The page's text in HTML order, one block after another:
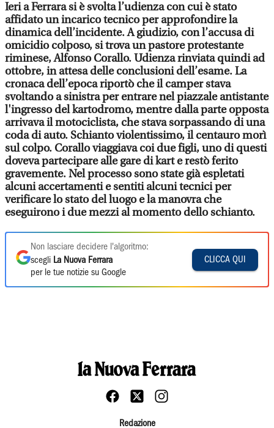
Ieri a Ferrara si è svolta l’udienza con cui è stato
affidato un incarico tecnico per approfondire la
dinamica dell’incidente. A giudizio, con l’accusa di
omicidio colposo, si trova un pastore protestante
riminese, Alfonso Corallo. Udienza rinviata quindi ad
ottobre, in attesa delle conclusioni dell’esame. La
cronaca dell’epoca riportò che il camper stava
svoltando a sinistra per entrare nel piazzale antistante
l'ingresso del kartodromo, mentre dalla parte opposta
arrivava il motociclista, che stava sorpassando di una
coda di auto. Schianto violentissimo, il centauro morì
sul colpo. Corallo viaggiava coi due figli, uno di questi
doveva partecipare alle gare di kart e restò ferito
gravemente. Nel processo sono state già espletati
alcuni accertamenti e sentiti alcuni tecnici per
verificare lo stato del luogo e la manovra che
eseguirono i due mezzi al momento dello schianto.
Non lasciare decidere l'algoritmo:
scegli La Nuova Ferrara
per le tue notizie su Google
CLICCA QUI
Redazione